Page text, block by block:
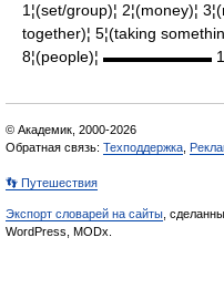
1¦(set/group)¦ 2¦(money)¦
together)¦ 5¦(taking
8¦(people)¦ ▬▬▬▬▬▬▬
© Академик, 2000-2026
Обратная связь: Техподдержка
👣 Путешествия
Экспорт словарей на сайты ,
WordPress, MODx.